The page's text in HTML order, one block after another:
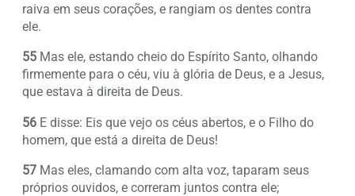
raiva em seus corações, e rangiam os dentes contra
ele.
55 Mas ele, estando cheio do Espírito Santo, olhando
firmemente para o céu, viu à glória de Deus, e a Jesus,
que estava à direita de Deus.
56 E disse: Eis que vejo os céus abertos, e o Filho do
homem, que está a direita de Deus!
57 Mas eles, clamando com alta voz, taparam seus
próprios ouvidos, e correram juntos contra ele;